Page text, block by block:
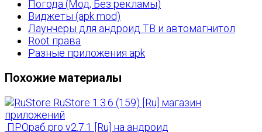
Погода (Мод, Без рекламы)
Виджеты (apk mod)
Лаунчеры для андроид ТВ и автомагнитол
Root права
Разные приложения apk
Похожие материалы
RuStore 1.3.6 (159) [Ru] магазин
приложений
ПРОраб pro v2.7.1 [Ru] на андроид